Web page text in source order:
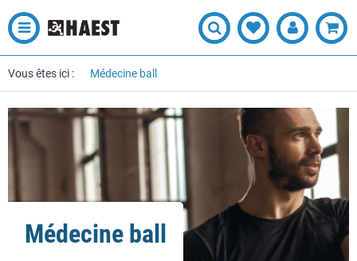
Vous êtes ici : Médecine ball
Médecine ball